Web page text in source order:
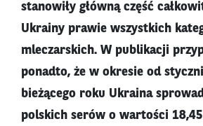
stanowiły główną część
Ukrainy prawie wszystkich
mleczarskich. W publikacji
ponadto, że w okresie od
bieżącego roku Ukraina
polskich serów o wartości 18,45